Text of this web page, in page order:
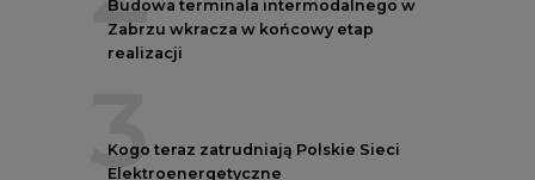
Zabrzu wkracza w końcowy etap
realizacji
3
Kogo teraz zatrudniają Polskie Sieci
Elektroenergetyczne